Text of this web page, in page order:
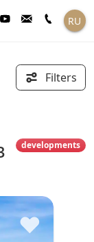
RU
Filters
developments
♥